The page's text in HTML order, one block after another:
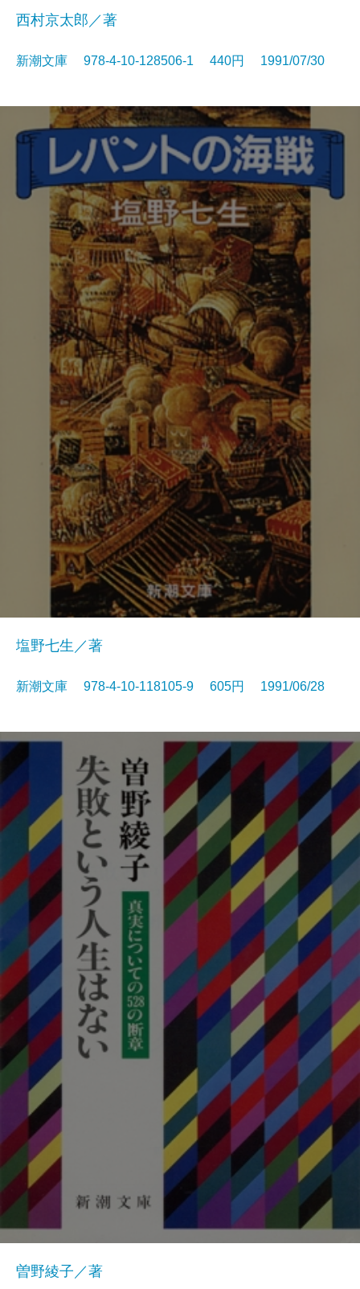
西村京太郎／著
新潮文庫 978-4-10-128506-1 440円 1991/07/30
塩野七生／著
新潮文庫 978-4-10-118105-9 605円 1991/06/28
曽野綾子／著